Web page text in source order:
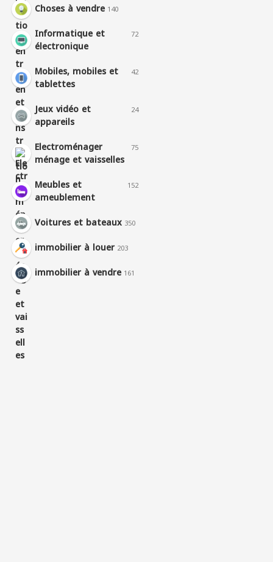
Choses à vendre 140
Informatique et
électronique
72
Mobiles, mobiles et
tablettes
42
Jeux vidéo et
appareils
24
Electroménager
ménage et vaisselles
75
Meubles et
ameublement
152
Voitures et bateaux 350
immobilier à louer 203
immobilier à vendre 161